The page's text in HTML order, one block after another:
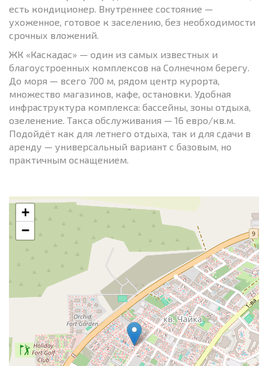
есть кондиционер. Внутреннее состояние —
ухоженное, готовое к заселению, без необходимости
срочных вложений.
ЖК «Каскадас» — один из самых известных и
благоустроенных комплексов на Солнечном берегу.
До моря — всего 700 м, рядом центр курорта,
множество магазинов, кафе, остановки. Удобная
инфраструктура комплекса: бассейны, зоны отдыха,
озеленение. Такса обслуживания — 16 евро/кв.м.
Подойдёт как для летнего отдыха, так и для сдачи в
аренду — универсальный вариант с базовым, но
практичным оснащением.
+
−